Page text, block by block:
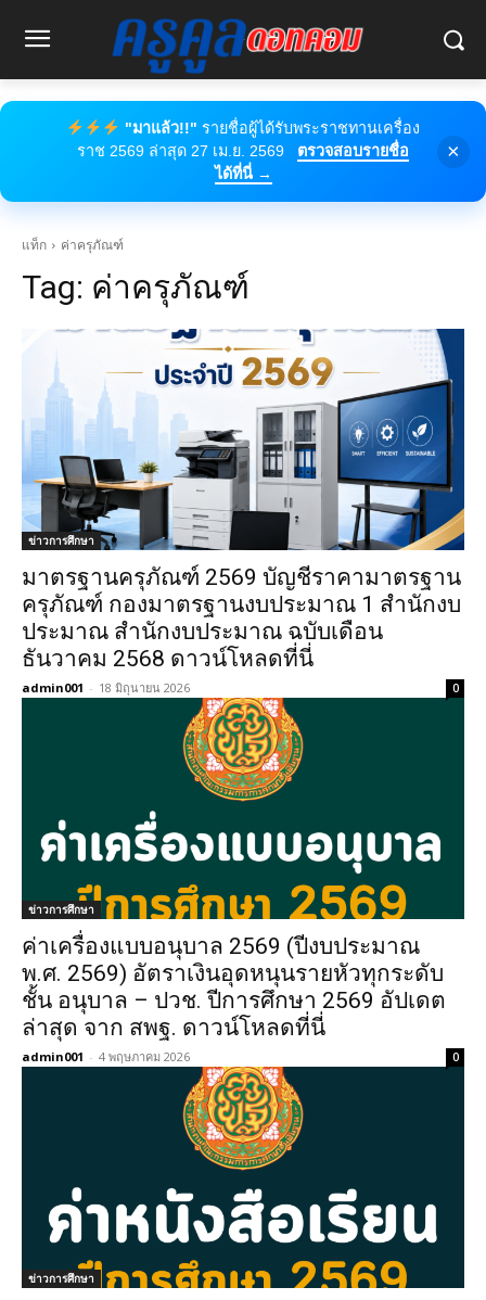
"มาแล้ว!!" รายชื่อผู้ได้รับพระราชทานเครื่อง
ราช 2569 ล่าสุด 27 เม.ย. 2569
ตรวจสอบรายชื่อ
ได้ที่นี่ →
×
แท็ก ค่าครุภัณฑ์
Tag: ค่าครุภัณฑ์
ข่าวการศึกษา
มาตรฐานครุภัณฑ์ 2569 บัญชีราคามาตรฐาน
ครุภัณฑ์ กองมาตรฐานงบประมาณ 1 สำนักงบ
ประมาณ สำนักงบประมาณ ฉบับเดือน
ธันวาคม 2568 ดาวน์โหลดที่นี่
admin001 - 18 มิถุนายน 2026 0
ข่าวการศึกษา
ค่าเครื่องแบบอนุบาล 2569 (ปีงบประมาณ
พ.ศ. 2569) อัตราเงินอุดหนุนรายหัวทุกระดับ
ชั้น อนุบาล – ปวช. ปีการศึกษา 2569 อัปเดต
ล่าสุด จาก สพฐ. ดาวน์โหลดที่นี่
admin001 - 4 พฤษภาคม 2026 0
ข่าวการศึกษา